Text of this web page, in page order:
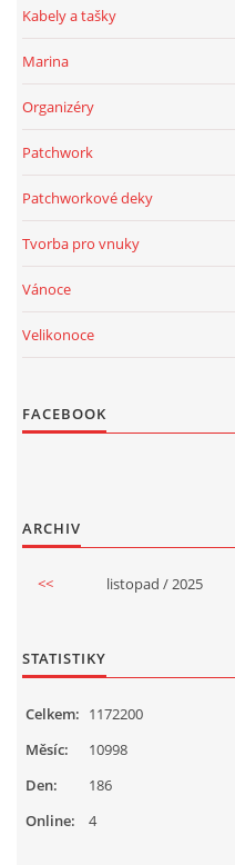
Kabely a tašky
Marina
Organizéry
Patchwork
Patchworkové deky
Tvorba pro vnuky
Vánoce
Velikonoce
FACEBOOK
ARCHIV
<< listopad / 2025
STATISTIKY
Online: 4
Celkem: 1172200
Měsíc:
10998
Den:
186